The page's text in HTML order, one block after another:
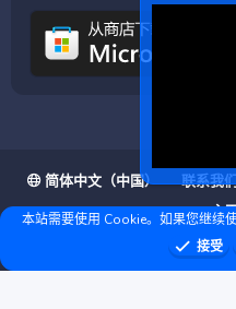
简体中文（中国） 联系我
主
❤ © Copyright 2020–2026 基岩
本站需要使用 Cookie。如果您继续
接受